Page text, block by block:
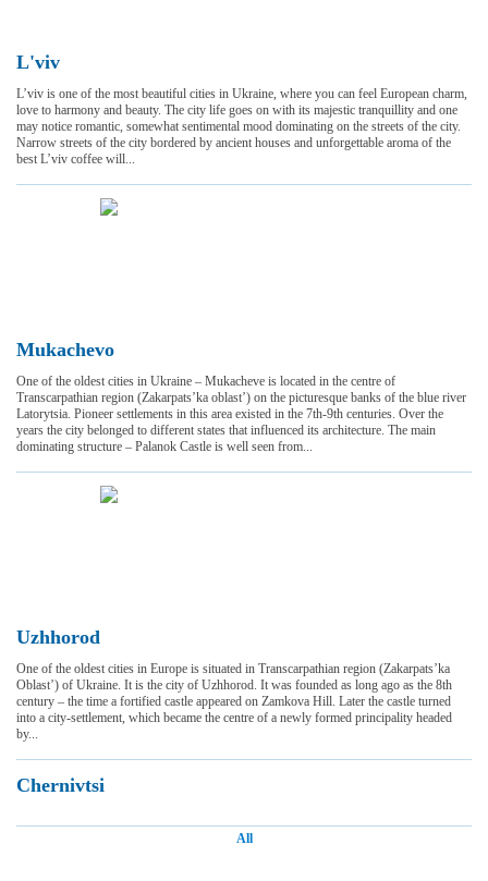
L'viv
L’viv is one of the most beautiful cities in Ukraine, where you can feel European charm,
love to harmony and beauty. The city life goes on with its majestic tranquillity and one
may notice romantic, somewhat sentimental mood dominating on the streets of the city.
Narrow streets of the city bordered by ancient houses and unforgettable aroma of the
best L’viv coffee will...
Mukachevo
One of the oldest cities in Ukraine – Mukacheve is located in the centre of
Transcarpathian region (Zakarpats’ka oblast’) on the picturesque banks of the blue river
Latorytsia. Pioneer settlements in this area existed in the 7th-9th centuries. Over the
years the city belonged to different states that influenced its architecture. The main
dominating structure – Palanok Castle is well seen from...
Uzhhorod
One of the oldest cities in Europe is situated in Transcarpathian region (Zakarpats’ka
Oblast’) of Ukraine. It is the city of Uzhhorod. It was founded as long ago as the 8th
century – the time a fortified castle appeared on Zamkova Hill. Later the castle turned
into a city-settlement, which became the centre of a newly formed principality headed
by...
Chernivtsi
All